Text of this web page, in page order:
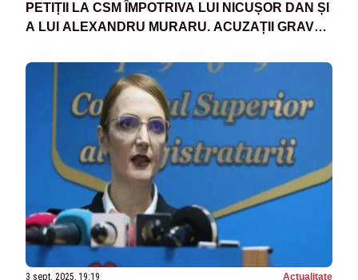
PETIȚII LA CSM ÎMPOTRIVA LUI NICUȘOR DAN ȘI
A LUI ALEXANDRU MURARU. ACUZAȚII GRAVE
3 sept. 2025, 19:19 Actualitate